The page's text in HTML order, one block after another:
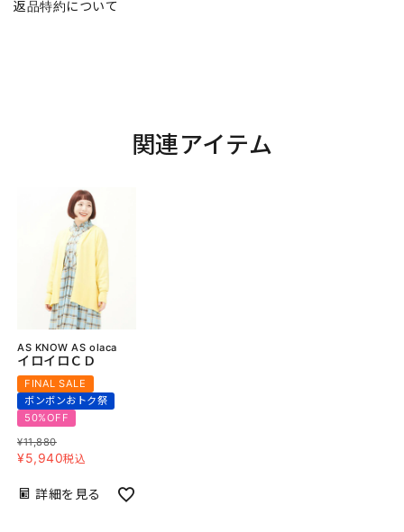
返品特約について
関連アイテム
AS KNOW AS olaca
イロイロＣＤ
FINAL SALE
ボンボンおトク祭
50%OFF
¥11,880
¥5,940税込
詳細を見る